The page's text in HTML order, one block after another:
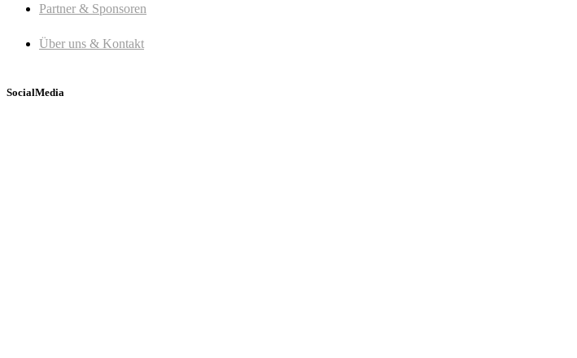
Partner & Sponsoren
Über uns & Kontakt
SocialMedia